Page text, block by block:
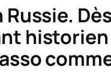
historien